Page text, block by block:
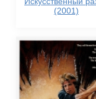
(2001)